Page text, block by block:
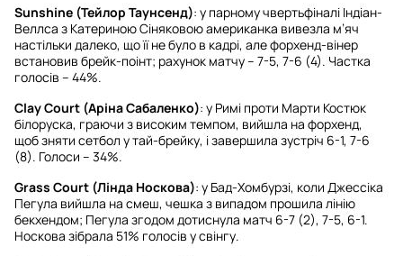
Sunshine (Тейлор Таунсенд): у парному чвертьфіналі Індіан-
Веллса з Катериною Сіняковою американка вивезла м’яч
настільки далеко, що її не було в кадрі, але форхенд-вінер
встановив брейк-поінт; рахунок матчу – 7-5, 7-6 (4). Частка
голосів – 44%.
Clay Court (Аріна Сабаленко): у Римі проти Марти Костюк
білоруска, граючи з високим темпом, вийшла на форхенд,
щоб зняти сетбол у тай-брейку, і завершила зустріч 6-1, 7-6
(8). Голоси – 34%.
Grass Court (Лінда Носкова): у Бад-Хомбурзі, коли Джессіка
Пегула вийшла на смеш, чешка з випадом прошила лінію
бекхендом; Пегула згодом дотиснула матч 6-7 (2), 7-5, 6-1.
Носкова зібрала 51% голосів у свінгу.